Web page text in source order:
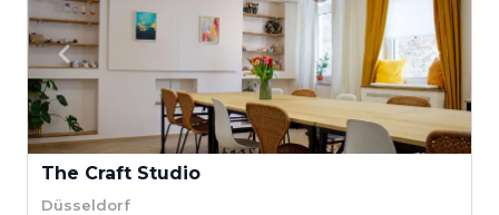
The Craft Studio
Düsseldorf